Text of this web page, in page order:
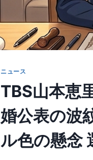
ニュース
TBS山本恵
婚公表の波
ル色の懸念